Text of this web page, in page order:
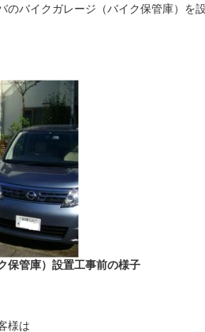
のバイクガレージ（バイク保管庫）を
保管庫）設置工事前の様子
様は